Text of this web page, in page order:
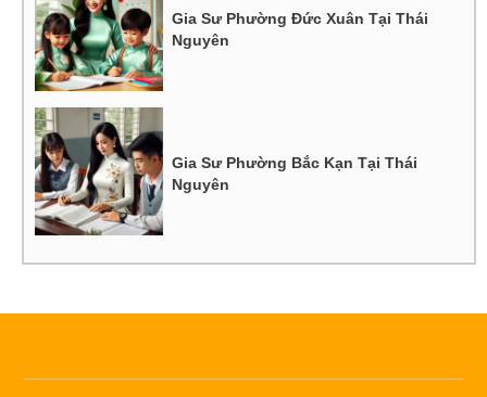
Gia Sư Phường Đức Xuân Tại Thái
Nguyên
Gia Sư Phường Bắc Kạn Tại Thái
Nguyên